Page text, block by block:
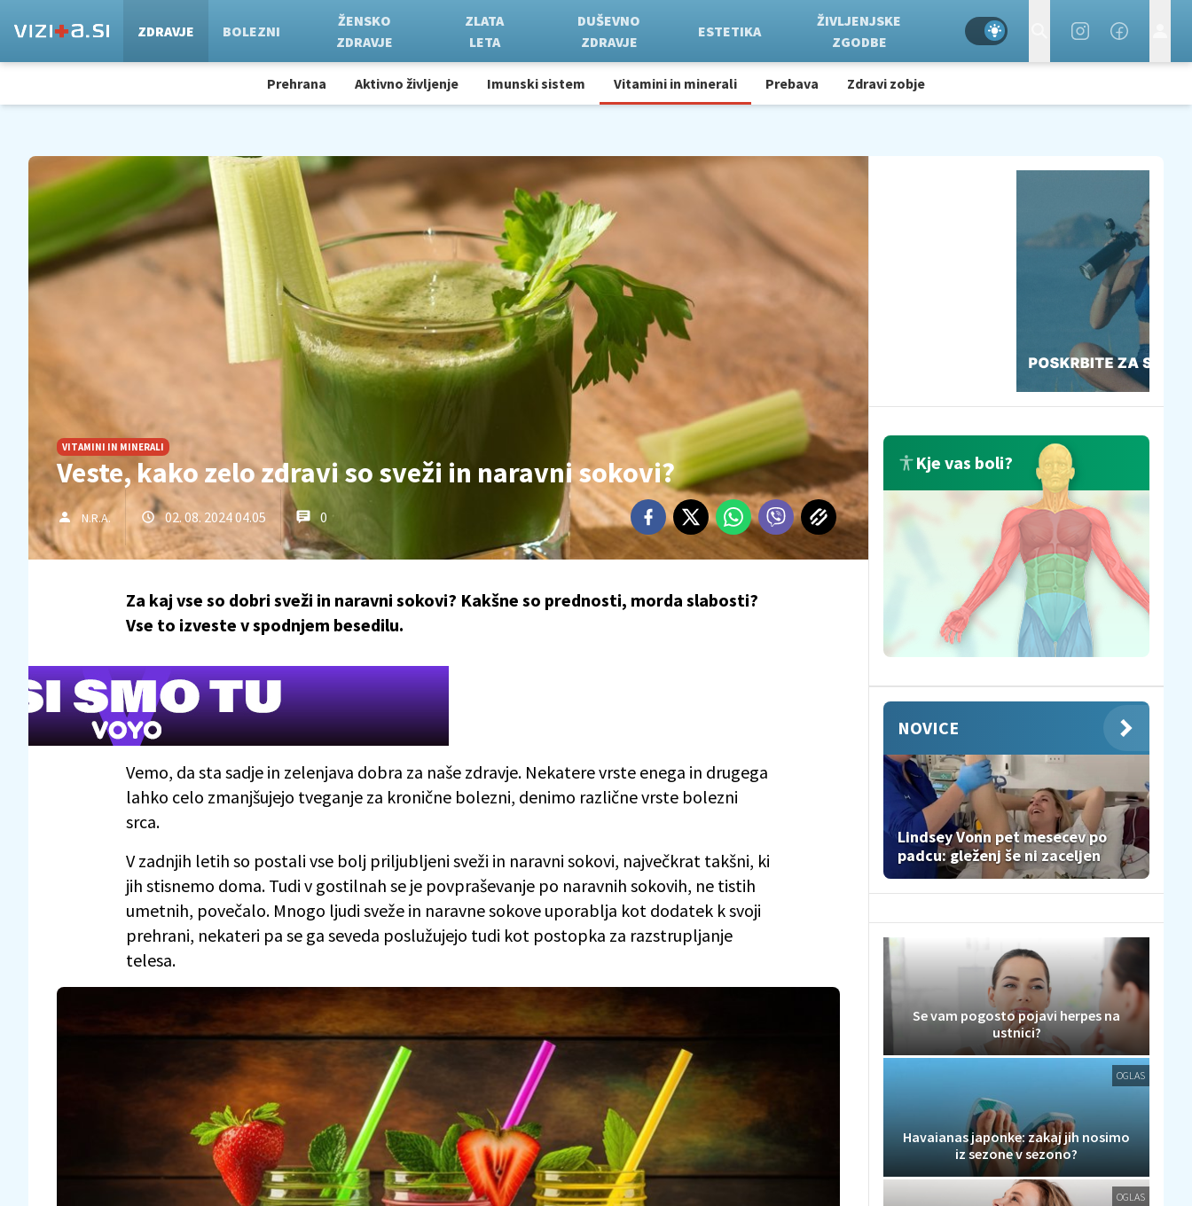
ZDRAVJE BOLEZNI
ŽENSKO
ZDRAVJE
ZLATA
LETA
DUŠEVNO
ZDRAVJE
ESTETIKA
ŽIVLJENJSKE
ZGODBE
Prehrana Aktivno življenje Imunski sistem Vitamini in minerali Prebava Zdravi zobje
VITAMINI IN MINERALI
Veste, kako zelo zdravi so sveži in naravni sokovi?
N.R.A. 02. 08. 2024 04.05 0
Za kaj vse so dobri sveži in naravni sokovi? Kakšne so prednosti, morda slabosti?
Vse to izveste v spodnjem besedilu.
Vemo, da sta sadje in zelenjava dobra za naše zdravje. Nekatere vrste enega in drugega
lahko celo zmanjšujejo tveganje za kronične bolezni, denimo različne vrste bolezni
srca.
V zadnjih letih so postali vse bolj priljubljeni sveži in naravni sokovi, največkrat takšni, ki
jih stisnemo doma. Tudi v gostilnah se je povpraševanje po naravnih sokovih, ne tistih
umetnih, povečalo. Mnogo ljudi sveže in naravne sokove uporablja kot dodatek k svoji
prehrani, nekateri pa se ga seveda poslužujejo tudi kot postopka za razstrupljanje
telesa.
Kje vas boli?
NOVICE
Lindsey Vonn pet mesecev po
padcu: gleženj še ni zaceljen
Se vam pogosto pojavi herpes na
ustnici?
OGLAS
Havaianas japonke: zakaj jih nosimo
iz sezone v sezono?
OGLAS